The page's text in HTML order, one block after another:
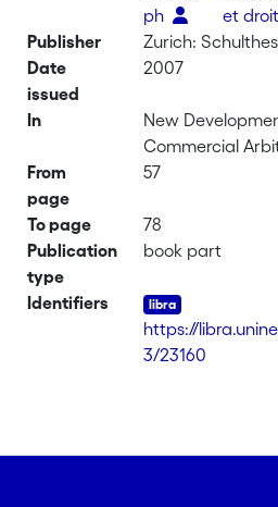
ph
et
Publisher
Zurich:
Date
issued
2007
In
New
Commercial
From
page
57
To page
78
Publication
type
book part
Identifiers
https://
3/23160